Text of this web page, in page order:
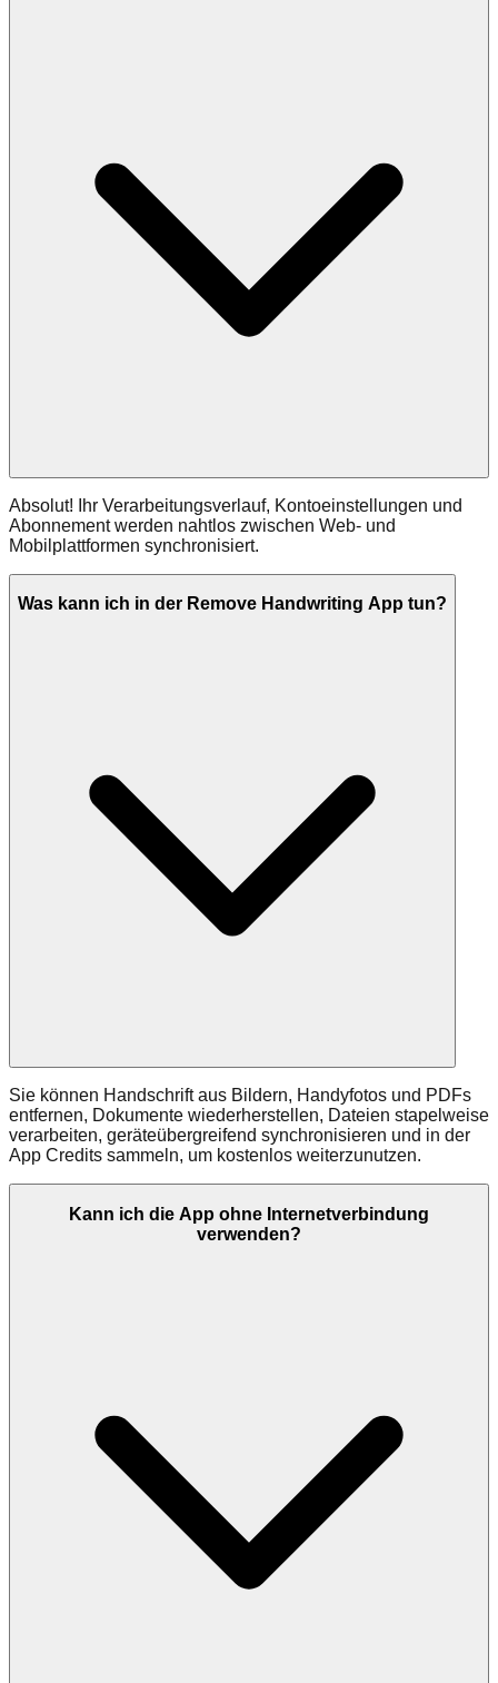
Absolut! Ihr Verarbeitungsverlauf, Kontoeinstellungen und
Abonnement werden nahtlos zwischen Web- und
Mobilplattformen synchronisiert.
Was kann ich in der Remove Handwriting App tun?
Sie können Handschrift aus Bildern, Handyfotos und PDFs
entfernen, Dokumente wiederherstellen, Dateien stapelweise
verarbeiten, geräteübergreifend synchronisieren und in der
App Credits sammeln, um kostenlos weiterzunutzen.
Kann ich die App ohne Internetverbindung
verwenden?